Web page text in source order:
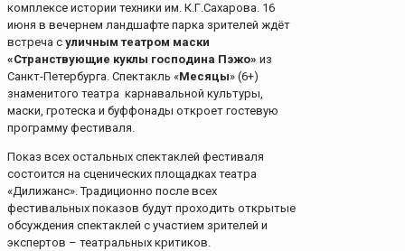
комплексе истории техники им. К.Г.Сахарова. 16
июня в вечернем ландшафте парка зрителей ждёт
встреча с уличным театром маски
«Странствующие куклы господина Пэжо» из
Санкт-Петербурга. Спектакль «Месяцы» (6+)
знаменитого театра карнавальной культуры,
маски, гротеска и буффонады откроет гостевую
программу фестиваля.
Показ всех остальных спектаклей фестиваля
состоится на сценических площадках театра
«Дилижанс». Традиционно после всех
фестивальных показов будут проходить открытые
обсуждения спектаклей с участием зрителей и
экспертов – театральных критиков.